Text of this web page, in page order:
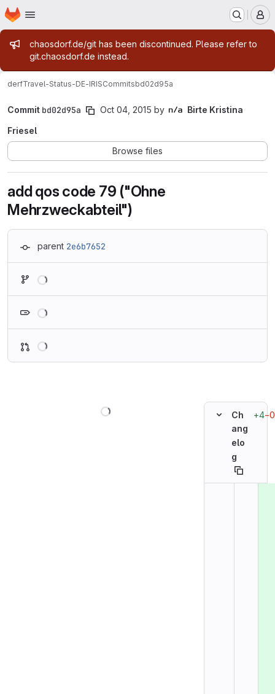
Skip to main content
Homepage
Admin message
chaosdorf.de/git has been discontinued. Please refer to
git.chaosdorf.de instead.
derfTravel-Status-DE-IRISCommitsbd02d95a
Commit bd02d95a Oct 04, 2015 by
Birte Kristina
Friesel
Browse files
add qos code 79 ("Ohne
Mehrzweckabteil")
parent 2e6b7652
Ch
ang
elo
g
+4−0